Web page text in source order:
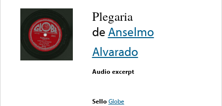
Plegaria
de Anselmo
Alvarado
Audio excerpt
Sello Globe